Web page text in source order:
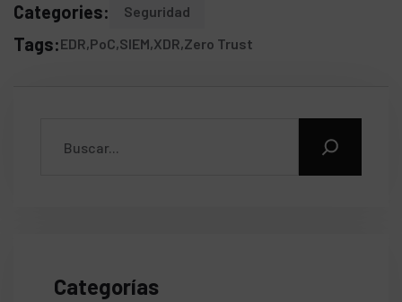
Categories: Seguridad
Tags:EDR PoC SIEM XDR Zero Trust
Categorías